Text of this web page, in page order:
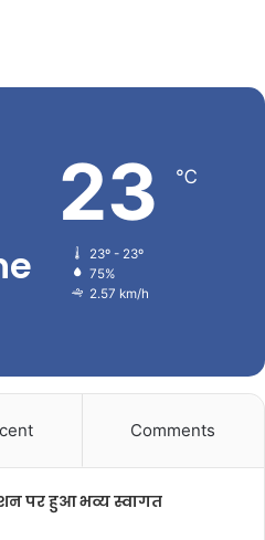
23 ℃
23º - 23º
75%
2.57 km/h
Comments
पर हुआ भव्य स्वागत